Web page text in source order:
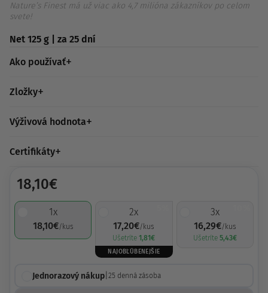
Nature’s Finest má už viac ako 4,7 milióna zákazníkov po celom
svete!
Net 125 g | za 25 dní
Ako používať
Zložky
Výživová hodnota
Certifikáty
18,10€
1x
18,10€/kus
2x
17,20€/kus
Ušetríte1,81€
NAJOBĽÚBENEJŠIE
3x
16,29€/kus
Ušetríte 5,43€
Jednorazový nákup| 25 denná zásoba